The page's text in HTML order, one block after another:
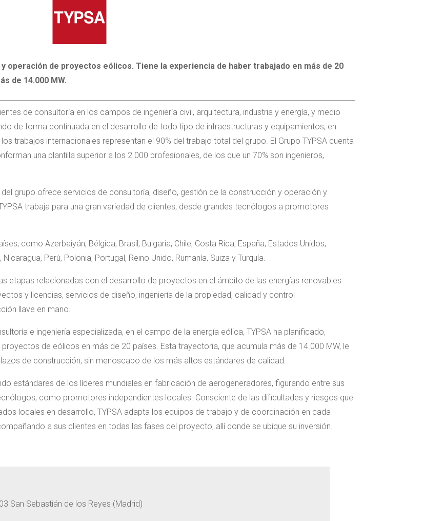
operación de proyectos eólicos. Tiene la experiencia de haber trabajado en más de 20
de 14.000 MW.
de consultoría en los campos de ingeniería civil, arquitectura, industria y energía, y medio
de forma continuada en el desarrollo de todo tipo de infraestructuras y equipamientos, en
trabajos internacionales representan el 90% del trabajo total del grupo. El Grupo TYPSA cuenta
una plantilla superior a los 2.000 profesionales, de los que un 70% son ingenieros,
grupo ofrece servicios de consultoría, diseño, gestión de la construcción y operación y
trabaja para una gran variedad de clientes, desde grandes tecnólogos a promotores
como Azerbaiyán, Bélgica, Brasil, Bulgaria, Chile, Costa Rica, España, Estados Unidos,
Perú, Polonia, Portugal, Reino Unido, Rumanía, Suiza y Turquía.
etapas relacionadas con el desarrollo de proyectos en el ámbito de las energías renovables:
y licencias, servicios de diseño, ingeniería de la propiedad, calidad y control
llave en mano.
e ingeniería especializada, en el campo de la energía eólica, TYPSA ha planificado,
de eólicos en más de 20 países. Esta trayectoria, que acumula más de 14.000 MW, le
de construcción, sin menoscabo de los más altos estándares de calidad.
estándares de los líderes mundiales en fabricación de aerogeneradores, figurando entre sus
como promotores independientes locales. Consciente de las dificultades y riesgos que
locales en desarrollo, TYPSA adapta los equipos de trabajo y de coordinación en cada
a sus clientes en todas las fases del proyecto, allí donde se ubique su inversión.
San Sebastián de los Reyes (Madrid)